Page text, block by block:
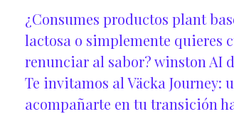
¿Consumes productos plant
lactosa o simplemente quieres
renunciar al sabor?winston AI
Te invitamos al Väcka Journey:
acompañarte en tu transición